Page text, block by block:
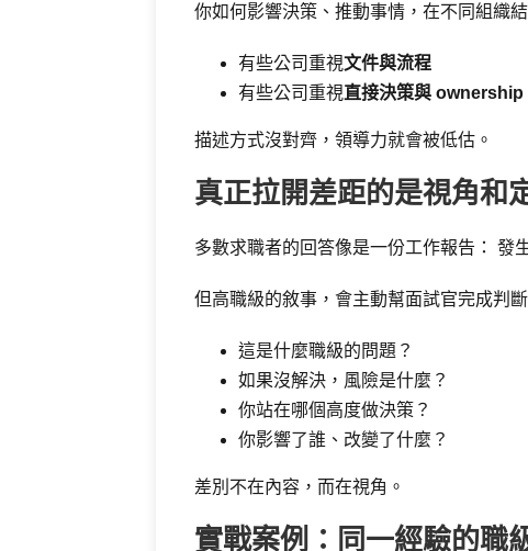
你如何影響決策、推動事情，在不同組織
有些公司重視文件與流程
有些公司重視直接決策與 ownership
描述方式沒對齊，領導力就會被低估。
真正拉開差距的是視角和
多數求職者的回答像是一份工作報告：
但高職級的敘事，會主動幫面試官完成判斷
這是什麼職級的問題？
如果沒解決，風險是什麼？
你站在哪個高度做決策？
你影響了誰、改變了什麼？
差別不在內容，而在視角。
實戰案例：同一經驗的職